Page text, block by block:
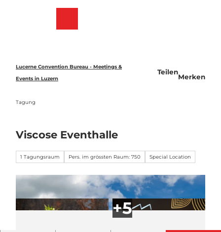
Lucerne Convention Bureau - Meetings &
Events in Luzern
Tagung
Teilen
Merken
Viscose Eventhalle
1 Tagungsraum Pers. im grössten Raum: 750 Special Location